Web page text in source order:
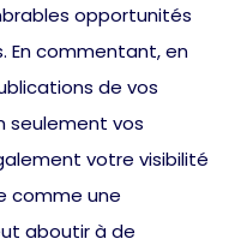
opportunités
En commentant, en
de vos
seulement vos
votre visibilité
comme une
aboutir à de